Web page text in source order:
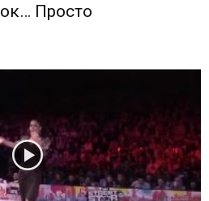
Просто